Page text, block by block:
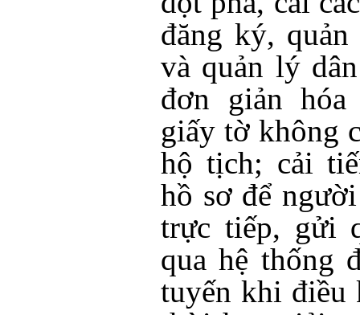
đăng ký,
và quản lý
đơn giản
giấy tờ không
hộ tịch; cải
hồ sơ để
trực tiếp, gửi
qua hệ thống
tuyến khi điều